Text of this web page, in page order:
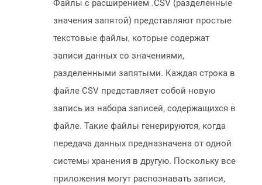
Файлы с расширением .CSV (разделенные
значения запятой) представляют простые
текстовые файлы, которые содержат
записи данных со значениями,
разделенными запятыми. Каждая строка в
файле CSV представляет собой новую
запись из набора записей, содержащихся в
файле. Такие файлы генерируются, когда
передача данных предназначена от одной
системы хранения в другую. Поскольку все
приложения могут распознавать записи,